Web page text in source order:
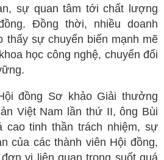
sự quan tâm tới chất lượng
Đồng thời, nhiều doanh
thấy sự chuyển biến mạnh mẽ
học công nghệ, chuyển đổi
đồng Sơ khảo Giải thưởng
Việt Nam lần thứ II, ông Bùi
cao tinh thần trách nhiệm, sự
của các thành viên Hội đồng,
vị liên quan trong suốt quá